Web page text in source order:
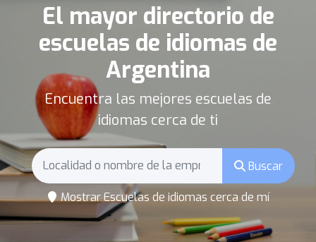
El mayor directorio de
escuelas de idiomas de
Argentina
Encuentra las mejores escuelas de
idiomas cerca de ti
Buscar
Mostrar Escuelas de idiomas cerca de mí